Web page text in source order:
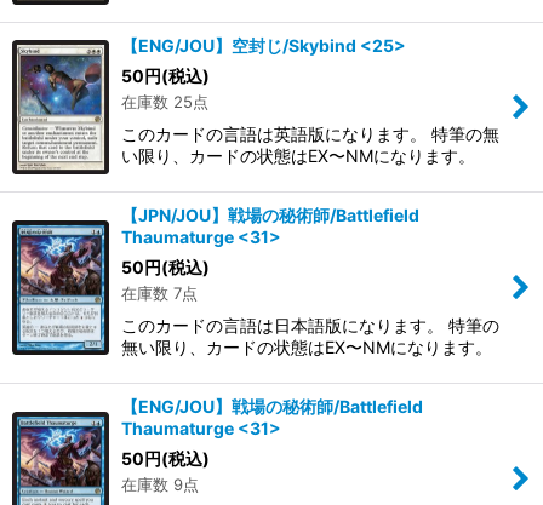
【ENG/JOU】空封じ/Skybind <25>
50円(税込)
在庫数 25点
このカードの言語は英語版になります。 特筆の無
い限り、カードの状態はEX〜NMになります。
【JPN/JOU】戦場の秘術師/Battlefield
Thaumaturge <31>
50円(税込)
在庫数 7点
このカードの言語は日本語版になります。 特筆の
無い限り、カードの状態はEX〜NMになります。
【ENG/JOU】戦場の秘術師/Battlefield
Thaumaturge <31>
50円(税込)
在庫数 9点